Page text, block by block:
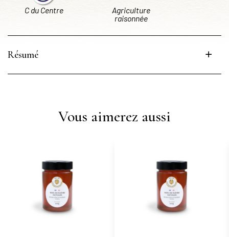
C du Centre
Agriculture
raisonnée
Résumé
Vous aimerez aussi